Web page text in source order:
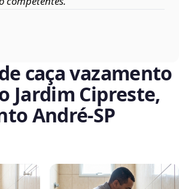
caça vazamento
Jardim Cipreste,
André‑SP